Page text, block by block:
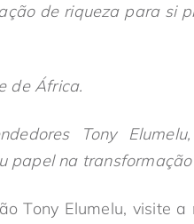
de riqueza para si
de África.
Tony
papel na
Tony Elumelu, visite a